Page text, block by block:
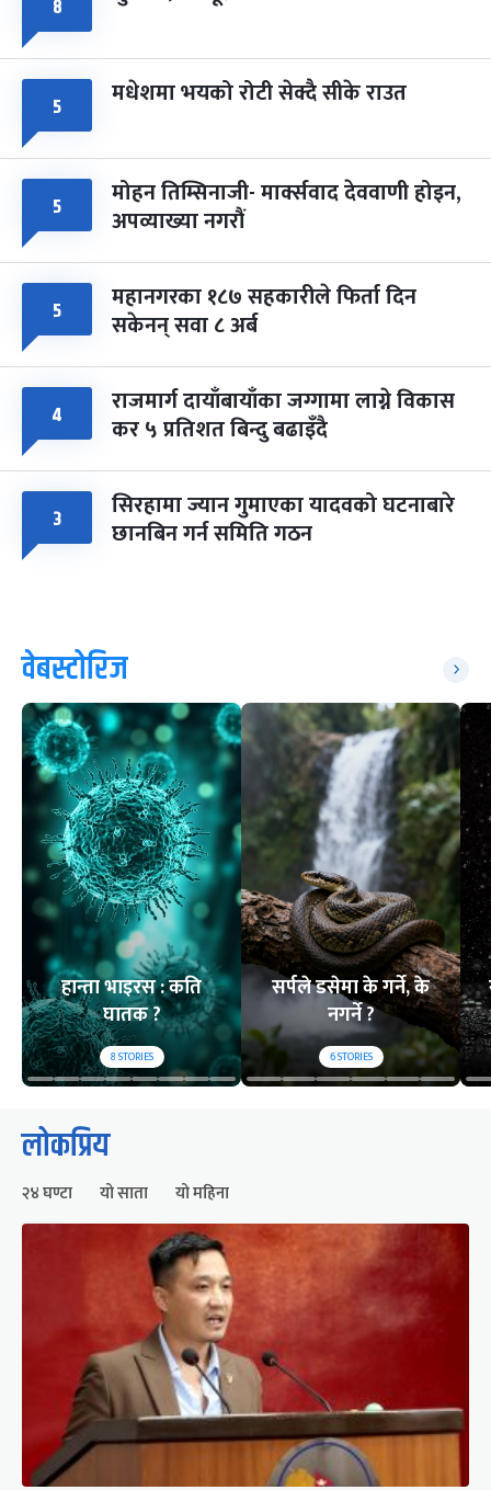
८
५ मधेशमा भयको रोटी सेक्दै सीके राउत
५ मोहन तिम्सिनाजी- मार्क्सवाद देववाणी होइन,
अपव्याख्या नगरौं
५ महानगरका १८७ सहकारीले फिर्ता दिन
सकेनन् सवा ८ अर्ब
४ राजमार्ग दायाँबायाँका जग्गामा लाग्ने विकास
कर ५ प्रतिशत बिन्दु बढाइँदै
३ सिरहामा ज्यान गुमाएका यादवको घटनाबारे
छानबिन गर्न समिति गठन
वेबस्टोरिज
हान्ता भाइरस : कति
घातक ?
8STORIES
सर्पले डसेमा के गर्ने, के
नगर्ने ?
6STORIES
लोकप्रिय
२४ घण्टा यो साता यो महिना